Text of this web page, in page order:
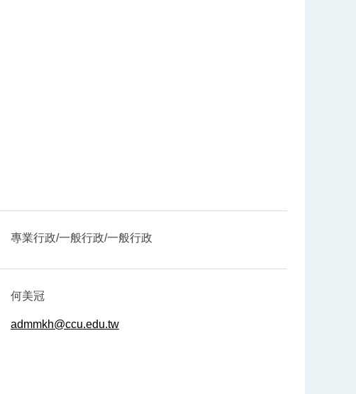
專業行政/一般行政/一般行政
何美冠
admmkh@ccu.edu.tw